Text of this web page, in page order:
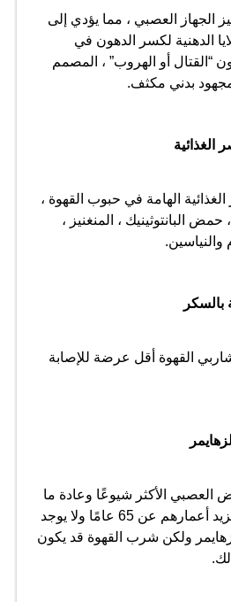
الجهاز العصبي ، مما يؤدي إلى
الدهنية لكسر الدهون في
أو الهروب” ، المصمم
بدني مكثف.
الغذائية
الهامة في حبوب القهوة ،
البانتوثينيك ، المنغنيز ،
والنياسين.
القهوة أقل عرضة للإصابة
العصبي الأكثر شيوعًا وعادة ما
يصيب الأشخاص الذين تزيد أعمارهم عن 65 عامًا ولا يوجد
ولكن شرب القهوة قد يكون